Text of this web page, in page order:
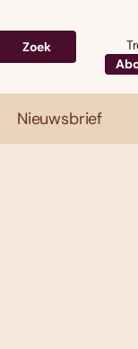
Zoek
Nieuwsbrief